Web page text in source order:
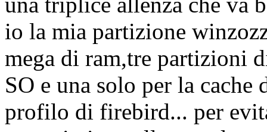
io la mia partizione
mega di ram,tre partizioni
SO e una solo per la
profilo di firebird... per